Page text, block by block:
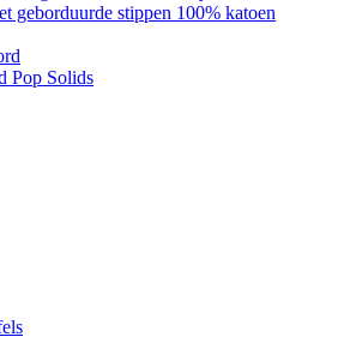
geborduurde stippen 100% katoen
Pop Solids